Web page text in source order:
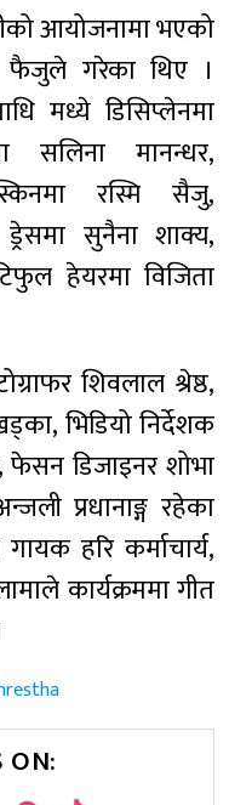
आयोजनामा भएको
फैजुले गरेका थिए ।
मध्ये डिसिप्लेनमा
सलिना मानन्धर,
रस्मि सैजु,
सुनैना शाक्य,
हेयरमा विजिता
शिवलाल श्रेष्ठ,
भिडियो निर्देशक
फेसन डिजाइनर शोभा
प्रधानाङ्ग रहेका
हरि कर्माचार्य,
कार्यक्रममा गीत
ON: